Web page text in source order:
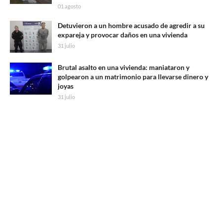
01 agosto
Detuvieron a un hombre acusado de agredir a su
expareja y provocar daños en una vivienda
31 julio
Brutal asalto en una vivienda: maniataron y
golpearon a un matrimonio para llevarse dinero y
joyas
31 julio